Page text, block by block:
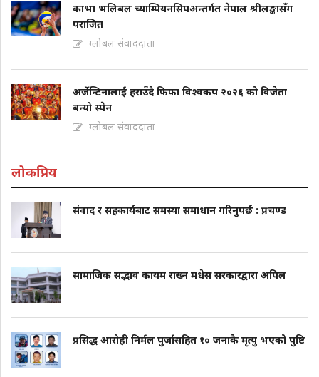
काभा भलिबल च्याम्पियनसिपअन्तर्गत नेपाल श्रीलङ्कासँग
पराजित
ग्लोबल संवाददाता
अर्जेन्टिनालाई हराउँदै फिफा विश्वकप २०२६ को विजेता
बन्यो स्पेन
ग्लोबल संवाददाता
लोकप्रिय
संवाद र सहकार्यबाट समस्या समाधान गरिनुपर्छ : प्रचण्ड
सामाजिक सद्भाव कायम राख्न मधेस सरकारद्वारा अपिल
प्रसिद्ध आरोही निर्मल पुर्जासहित १० जनाकै मृत्यु भएको पुष्टि